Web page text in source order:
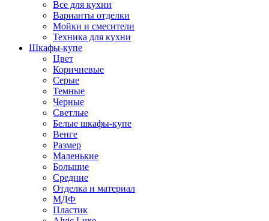
Все для кухни
Варианты отделки
Мойки и смесители
Техника для кухни
Шкафы-купе
Цвет
Коричневые
Серые
Темные
Черные
Светлые
Белые шкафы-купе
Венге
Размер
Маленькие
Большие
Средние
Отделка и материал
МДФ
Пластик